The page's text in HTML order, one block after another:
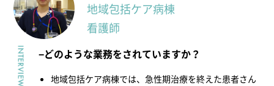
地域包括ケア病棟
看護師
どのような業務をされていますか？
地域包括ケア病棟では、急性期治療を終えた患者さん